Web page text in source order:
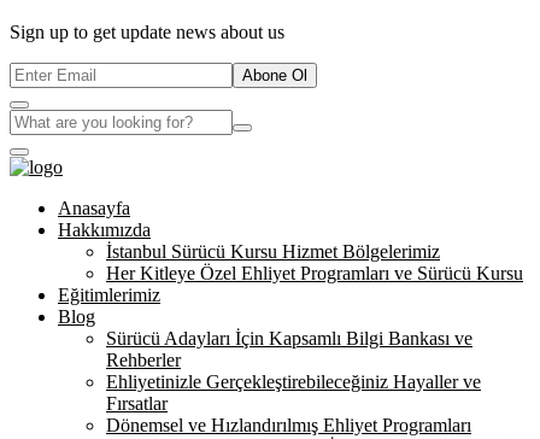
Sign up to get update news about us
Abone Ol
Anasayfa
Hakkımızda
İstanbul Sürücü Kursu Hizmet Bölgelerimiz
Her Kitleye Özel Ehliyet Programları ve Sürücü Kursu
Eğitimlerimiz
Blog
Sürücü Adayları İçin Kapsamlı Bilgi Bankası ve
Rehberler
Ehliyetinizle Gerçekleştirebileceğiniz Hayaller ve
Fırsatlar
Dönemsel ve Hızlandırılmış Ehliyet Programları